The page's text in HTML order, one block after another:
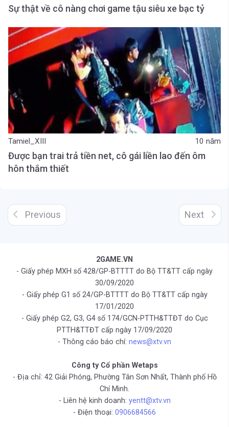
Sự thật về cô nàng chơi game tậu siêu xe bạc tỷ
Tamiel_XIII 10 năm
Được bạn trai trả tiền net, cô gái liền lao đến ôm
hôn thắm thiết
Previous Next
2GAME.VN
- Giấy phép MXH số 428/GP-BTTTT do Bộ TT&TT cấp ngày
30/09/2020
- Giấy phép G1 số 24/GP-BTTTT do Bộ TT&TT cấp ngày
17/01/2020
- Giấy phép G2, G3, G4 số 174/GCN-PTTH&TTĐT do Cục
PTTH&TTĐT cấp ngày 17/09/2020
- Thông cáo báo chí: news@xtv.vn
Công ty Cổ phần Wetaps
- Địa chỉ: 42 Giải Phóng, Phường Tân Sơn Nhất, Thành phố Hồ
Chí Minh.
- Liên hệ kinh doanh: yentt@xtv.vn
- Điện thoại: 0906684566